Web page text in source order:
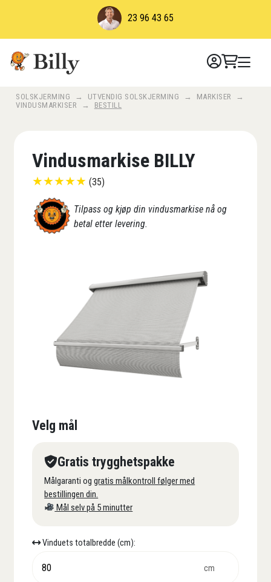
23 96 43 65
SOLSKJERMING → UTVENDIG SOLSKJERMING → MARKISER
→
VINDUSMARKISER
→ BESTILL
Vindusmarkise BILLY
★★★★★ (35)
Tilpass og kjøp din vindusmarkise nå og
betal etter levering.
Velg mål
Gratis trygghetspakke
Målgaranti oggratis målkontroll følger med
bestillingen din.
Mål selv på 5 minutter
Vinduets totalbredde (cm):
cm